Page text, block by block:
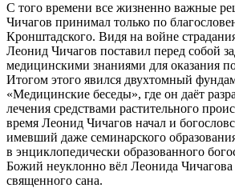
С того времени все жизненно важные
Чичагов принимал только по
Кронштадского. Видя на войне
Леонид Чичагов поставил перед собой
медицинскими знаниями для оказания
Итогом этого явился двухтомный
«Медицинские беседы», где он даёт
лечения средствами растительного
время Леонид Чичагов начал и
имевший даже семинарского
в энциклопедически образованного
Божий неуклонно вёл Леонида
священного сана.